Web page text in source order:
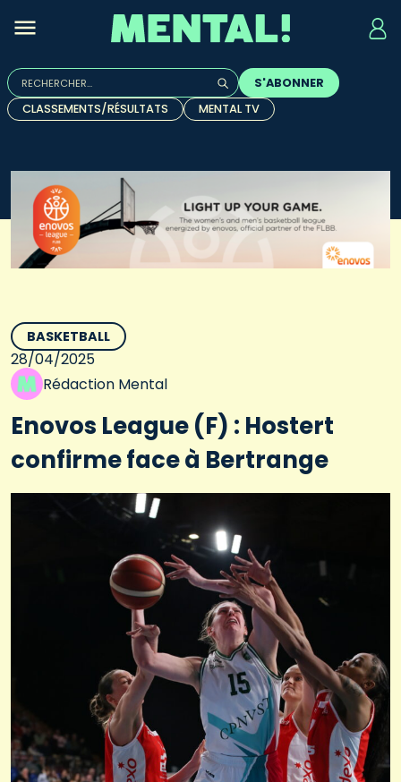
Rechercher :
Quand les résultats de l'auto-complétion sont
S'ABONNER
CLASSEMENTS/RÉSULTATS
MENTAL TV
BASKETBALL
28/04/2025
Rédaction Mental
Enovos League (F) : Hostert
confirme face à Bertrange